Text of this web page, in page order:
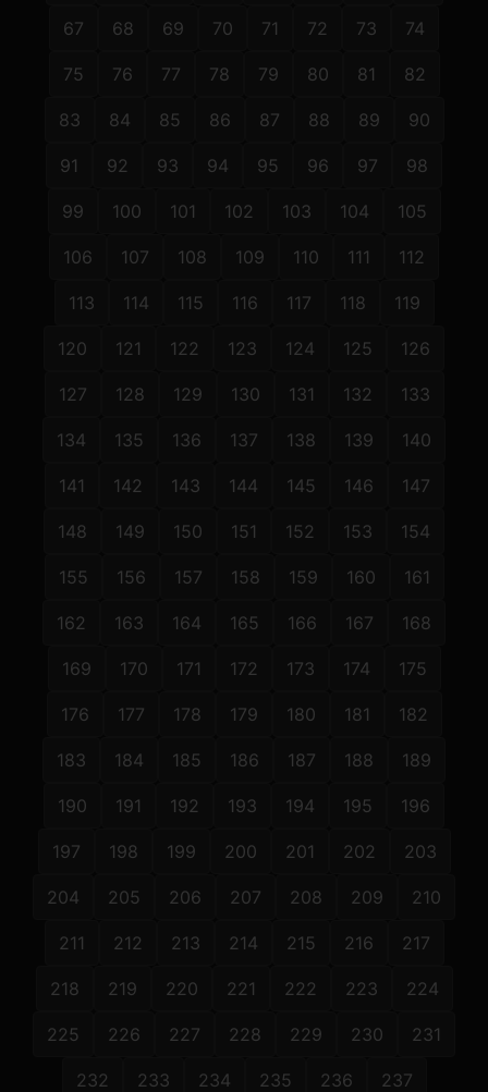
67 68 69 70 71 72 73 74
75 76 77 78 79 80 81 82
83 84 85 86 87 88 89 90
91 92 93 94 95 96 97 98
99 100 101 102 103 104 105
106 107 108 109 110 111 112
113 114 115 116 117 118 119
120 121 122 123 124 125 126
127 128 129 130 131 132 133
134 135 136 137 138 139 140
141 142 143 144 145 146 147
148 149 150 151 152 153 154
155 156 157 158 159 160 161
162 163 164 165 166 167 168
169 170 171 172 173 174 175
176 177 178 179 180 181 182
183 184 185 186 187 188 189
190 191 192 193 194 195 196
197 198 199 200 201 202 203
204 205 206 207 208 209 210
211 212 213 214 215 216 217
218 219 220 221 222 223 224
225 226 227 228 229 230 231
232 233 234 235 236 237